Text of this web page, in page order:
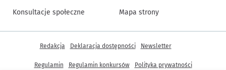
Konsultacje społeczne
Mapa strony
Inne informacje
Redakcja Deklaracja dostępności Newsletter
Regulamin Regulamin konkursów Polityka prywatności